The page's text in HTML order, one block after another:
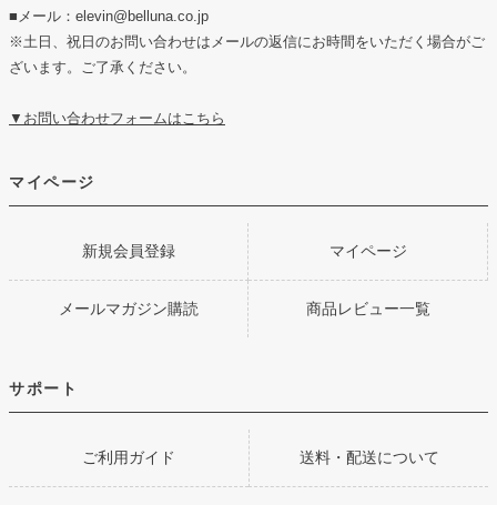
■メール：elevin@belluna.co.jp
※土日、祝日のお問い合わせはメールの返信にお時間をいただく場合がご
ざいます。ご了承ください。
▼お問い合わせフォームはこちら
マイページ
新規会員登録 マイページ
メールマガジン購読 商品レビュー一覧
サポート
ご利用ガイド 送料・配送について